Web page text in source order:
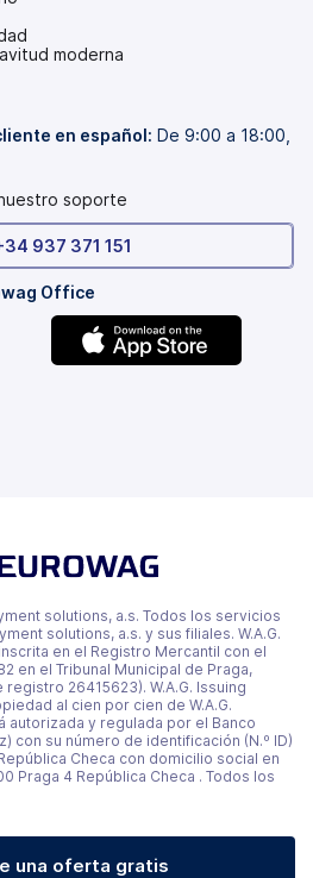
moderna
en español: De 9:00 a 18:00,
soporte
937 371 151
Office
solutions, a.s. Todos los servicios
solutions, a.s. y sus filiales. W.A.G.
en el Registro Mercantil con el
en el Tribunal Municipal de Praga,
26415623). W.A.G. Issuing
al cien por cien de W.A.G.
autorizada y regulada por el Banco
con su número de identificación (N.º ID)
Checa con domicilio social en
Praga 4 República Checa . Todos los
una oferta gratis